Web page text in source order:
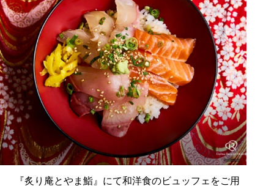
『炙り庵とやま鮨』にて和洋食のビュッフェをご用